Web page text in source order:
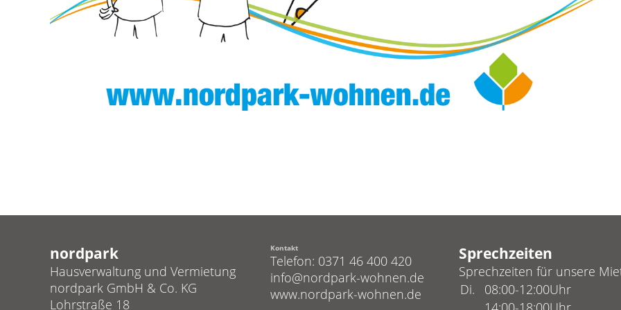
nordpark
Hausverwaltung und Vermietung
nordpark GmbH & Co. KG
Lohrstraße 18
Kontakt
Telefon: 0371 46 400 420
info@nordpark-wohnen.de
www.nordpark-wohnen.de
Sprechzeiten
Sprechzeiten für unsere
Di.
08:00-12:00Uhr